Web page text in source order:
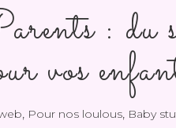
: du
vos
, Pour nos loulous, Baby